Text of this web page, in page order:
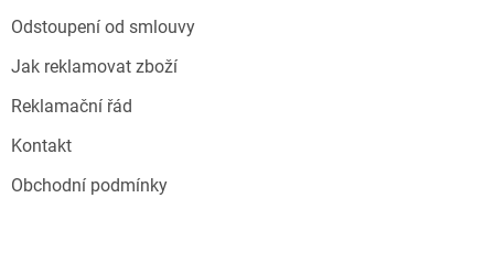
Odstoupení od smlouvy
Jak reklamovat zboží
Reklamační řád
Kontakt
Obchodní podmínky